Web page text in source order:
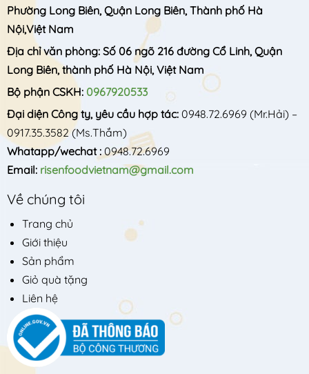
Phường Long Biên, Quận Long Biên, Thành phố Hà
Nội,Việt Nam
Địa chỉ văn phòng: Số 06 ngõ 216 đường Cổ Linh, Quận
Long Biên, thành phố Hà Nội, Việt Nam
Bộ phận CSKH: 0967920533
Đại diện Công ty, yêu cầu hợp tác: 0948.72.6969 (Mr.Hải) –
0917.35.3582(Ms.Thắm)
Whatapp/wechat :0948.72.6969
Email: risenfoodvietnam@gmail.com
Về chúng tôi
Trang chủ
Giới thiệu
Sản phẩm
Giỏ quà tặng
Liên hệ